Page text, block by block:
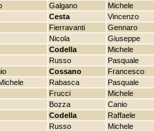
Galgano Michele
Cesta Vincenzo
Fierravanti Gennaro
Nicola Giuseppe
Codella Michele
Russo Pasquale
Cossano Francesco
Rabasca Pasquale
Frucci Michele
Bozza Canio
Codella Raffaele
Russo Michele